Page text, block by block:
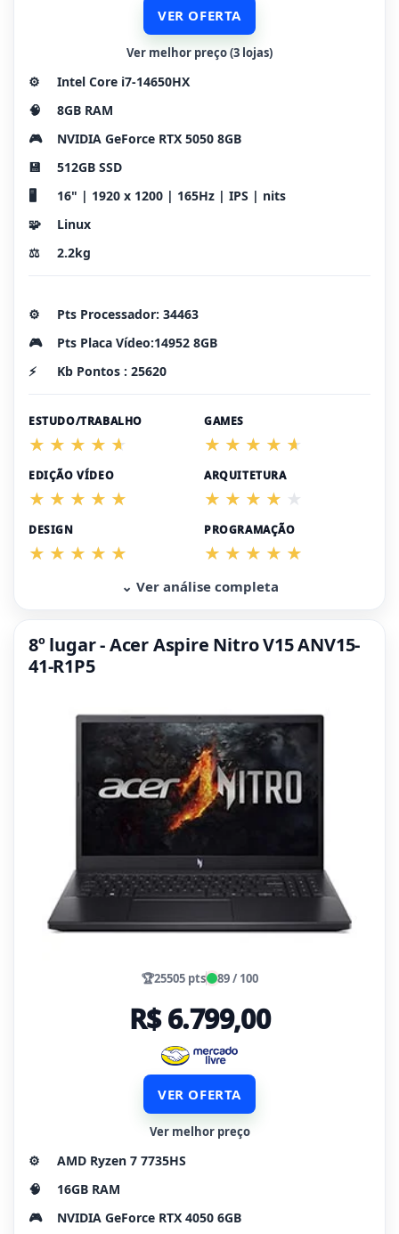
VER OFERTA
Ver melhor preço (3 lojas)
⚙️
Intel Core i7-14650HX
🧠
8GB RAM
🎮
NVIDIA GeForce RTX 5050 8GB
💾
512GB SSD
🖥️
16" | 1920 x 1200 | 165Hz | IPS | nits
🧩
Linux
⚖️
2.2kg
⚙️
Pts Processador: 34463
🎮
Pts Placa Vídeo:14952 8GB
⚡
Kb Pontos : 25620
ESTUDO/TRABALHO GAMES
EDIÇÃO VÍDEO ARQUITETURA
DESIGN PROGRAMAÇÃO
⌄ Ver análise completa
8º lugar - Acer Aspire Nitro V15 ANV15-
41-R1P5
🏆25505 pts 89 / 100
R$ 6.799,00
VER OFERTA
Ver melhor preço
⚙️
AMD Ryzen 7 7735HS
🧠
16GB RAM
🎮
NVIDIA GeForce RTX 4050 6GB